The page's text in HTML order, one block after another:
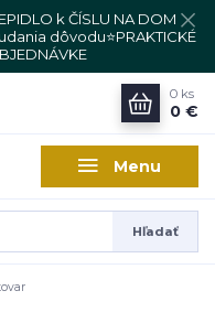
k ČÍSLU NA DOM
dôvodu⭐PRAKTICKÉ
Menu
Hľadať
0 ks
0 €